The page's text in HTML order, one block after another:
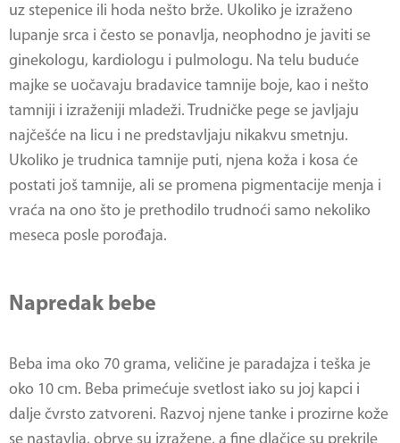
uz stepenice ili hoda nešto brže. Ukoliko je izraženo
lupanje srca i često se ponavlja, neophodno je javiti se
ginekologu, kardiologu i pulmologu. Na telu buduće
majke se uočavaju bradavice tamnije boje, kao i nešto
tamniji i izraženiji mladeži. Trudničke pege se javljaju
najčešće na licu i ne predstavljaju nikakvu smetnju.
Ukoliko je trudnica tamnije puti, njena koža i kosa će
postati još tamnije, ali se promena pigmentacije menja i
vraća na ono što je prethodilo trudnoći samo nekoliko
meseca posle porođaja.
Napredak bebe
Beba ima oko 70 grama, veličine je paradajza i teška je
oko 10 cm. Beba primećuje svetlost iako su joj kapci i
dalje čvrsto zatvoreni. Razvoj njene tanke i prozirne kože
se nastavlja, obrve su izražene, a fine dlačice su prekrile